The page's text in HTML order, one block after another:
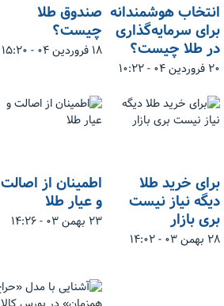
انتخاب هوشمندانه
برای سرمایه‌گذاری
در طلا چیست؟
۲۰ فروردین ۰۴ - ۱۰:۲۲
صندوق طلا
چیست؟
۱۸ فروردین ۰۴ - ۱۵:۲۰
برای خرید طلا
دیگه نیاز نیست
بری بازار
۲۸ بهمن ۰۳ - ۱۴:۰۲
اطمینان از اصالت
و عیار طلا
۲۳ بهمن ۰۳ - ۱۴:۲۶